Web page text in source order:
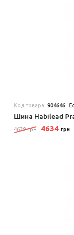
Код товара:904646
Шина Habilead
4639 грн 4634 грн